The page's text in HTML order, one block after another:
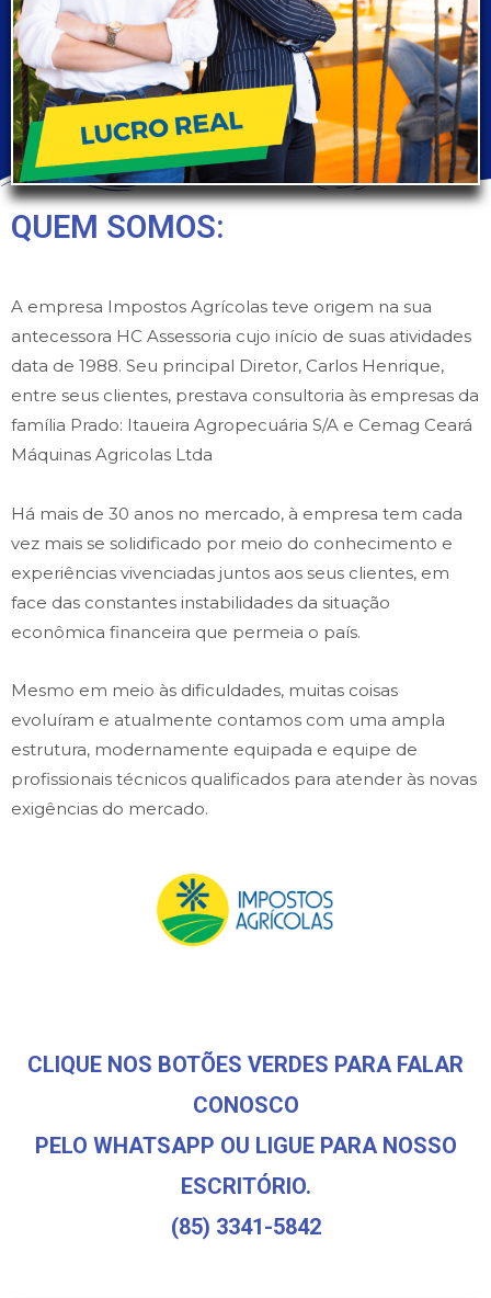
QUEM SOMOS:
A empresa Impostos Agrícolas teve origem na sua
antecessora HC Assessoria cujo início de suas atividades
data de 1988. Seu principal Diretor, Carlos Henrique,
entre seus clientes, prestava consultoria às empresas da
família Prado: Itaueira Agropecuária S/A e Cemag Ceará
Máquinas Agricolas Ltda
Há mais de 30 anos no mercado, à empresa tem cada
vez mais se solidificado por meio do conhecimento e
experiências vivenciadas juntos aos seus clientes, em
face das constantes instabilidades da situação
econômica financeira que permeia o país.
Mesmo em meio às dificuldades, muitas coisas
evoluíram e atualmente contamos com uma ampla
estrutura, modernamente equipada e equipe de
profissionais técnicos qualificados para atender às novas
exigências do mercado.
CLIQUE NOS BOTÕES VERDES PARA FALAR
CONOSCO
PELO WHATSAPP OU LIGUE PARA NOSSO
ESCRITÓRIO.
(85) 3341-5842